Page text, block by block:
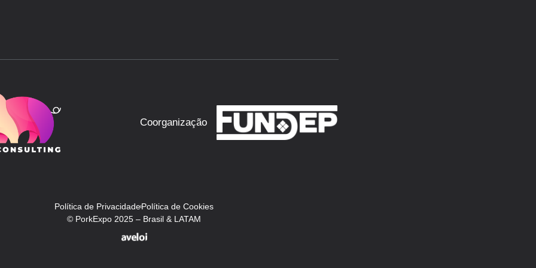
Coorganização
Política de PrivacidadePolítica de Cookies
© PorkExpo 2025 – Brasil & LATAM